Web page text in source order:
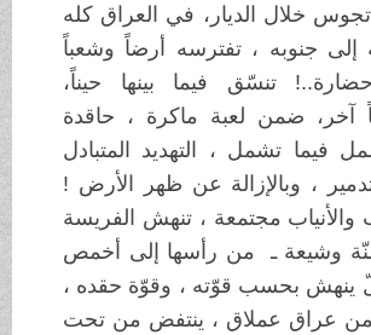
خلال الديار، في العراق كله
جنوبه ، تفترسه أرضاً وشعباً
تنسّق فيما بينها حيناً،
ضمن لعبة ماكرة ، حاقدة
تشمل ، التهديد المتبادل
، وبالإزالة عن ظهر الأرض !
والأنياب مجتمعة ، تنهش الفريسة
وشيعة ـ من رأسها إلى أخمص
بحسب قوّته ، وقوّة حقده ،
عراق عملاق ، ينتفض من تحت